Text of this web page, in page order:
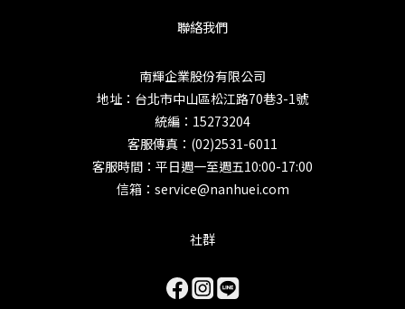
聯絡我們
南輝企業股份有限公司
地址：台北市中山區松江路70巷3-1號
統編：15273204
客服傳真：(02)2531-6011
客服時間：平日週一至週五10:00-17:00
信箱：service@nanhuei.com
社群